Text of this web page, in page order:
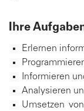
Ihre
Erlernen
Informieren
Analysieren
Umsetzen